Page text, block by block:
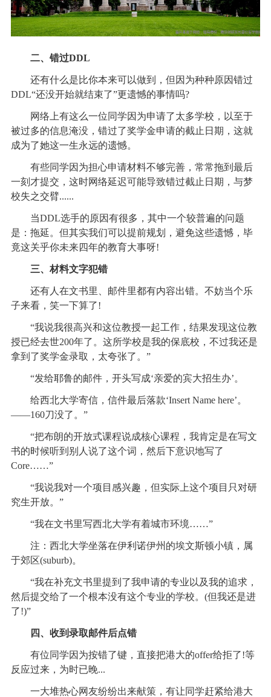
二、错过DDL
还有什么是比你本来可以做到，但因为种种原因错过
DDL“还没开始就结束了”更遗憾的事情吗?
网络上有这么一位同学因为申请了太多学校，以至于
被过多的信息淹没，错过了奖学金申请的截止日期，这就
成为了她这一生永远的遗憾。
有些同学因为担心申请材料不够完善，常常拖到最后
一刻才提交，这时网络延迟可能导致错过截止日期，与梦
校失之交臂......
当DDL选手的原因有很多，其中一个较普遍的问题
是：拖延。但其实我们可以提前规划，避免这些遗憾，毕
竟这关乎你未来四年的教育大事呀!
三、材料文字犯错
还有人在文书里、邮件里都有内容出错。不妨当个乐
子来看，笑一下算了!
“我说我很高兴和这位教授一起工作，结果发现这位教
授已经去世200年了。这所学校是我的保底校，不过我还是
拿到了奖学金录取，太夸张了。”
“发给耶鲁的邮件，开头写成‘亲爱的宾大招生办’。
给西北大学寄信，信件最后落款‘Insert Name here’。
——160刀没了。”
“把布朗的开放式课程说成核心课程，我肯定是在写文
书的时候听到别人说了这个词，然后下意识地写了
Core……”
“我说我对一个项目感兴趣，但实际上这个项目只对研
究生开放。”
“我在文书里写西北大学有着城市环境……”
注：西北大学坐落在伊利诺伊州的埃文斯顿小镇，属
于郊区(suburb)。
“我在补充文书里提到了我申请的专业以及我的追求，
然后提交给了一个根本没有这个专业的学校。(但我还是进
了!)”
四、收到录取邮件后点错
有位同学因为按错了键，直接把港大的offer给拒了!等
反应过来，为时已晚...
一大堆热心网友纷纷出来献策，有让同学赶紧给港大